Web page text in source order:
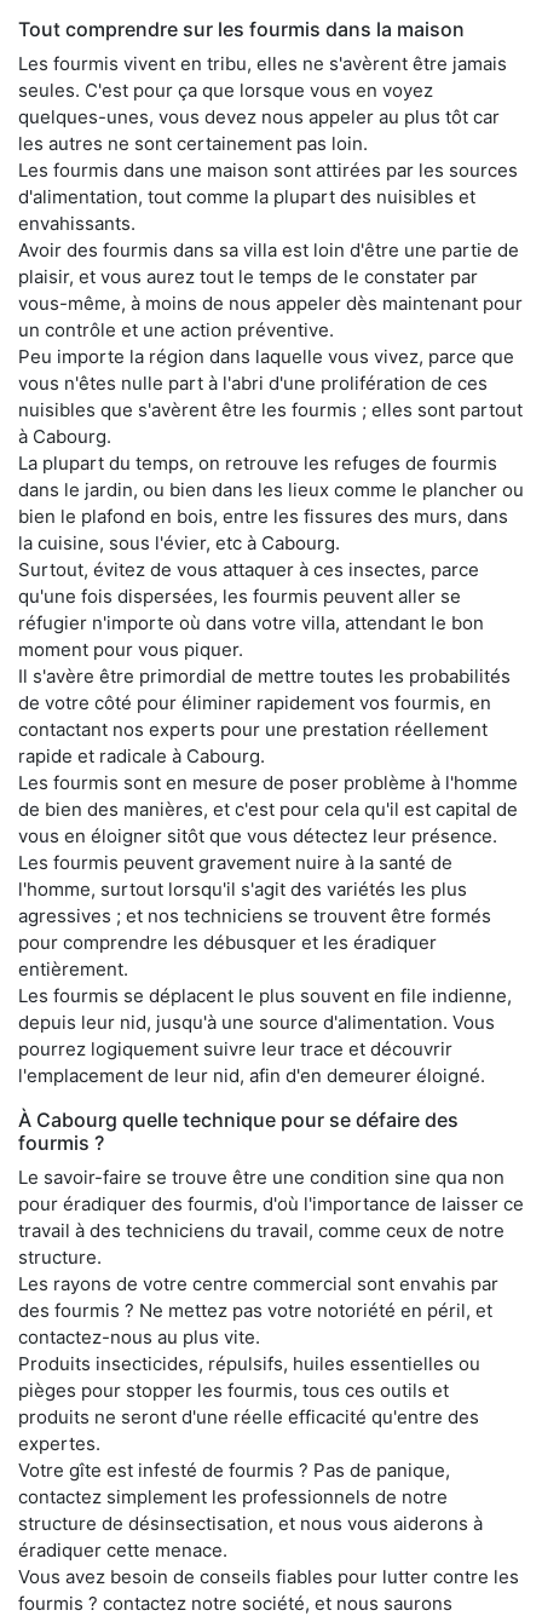
Tout comprendre sur les fourmis dans la maison
Les fourmis vivent en tribu, elles ne s'avèrent être jamais
seules. C'est pour ça que lorsque vous en voyez
quelques-unes, vous devez nous appeler au plus tôt car
les autres ne sont certainement pas loin.
Les fourmis dans une maison sont attirées par les sources
d'alimentation, tout comme la plupart des nuisibles et
envahissants.
Avoir des fourmis dans sa villa est loin d'être une partie de
plaisir, et vous aurez tout le temps de le constater par
vous-même, à moins de nous appeler dès maintenant pour
un contrôle et une action préventive.
Peu importe la région dans laquelle vous vivez, parce que
vous n'êtes nulle part à l'abri d'une prolifération de ces
nuisibles que s'avèrent être les fourmis ; elles sont partout
à Cabourg.
La plupart du temps, on retrouve les refuges de fourmis
dans le jardin, ou bien dans les lieux comme le plancher ou
bien le plafond en bois, entre les fissures des murs, dans
la cuisine, sous l'évier, etc à Cabourg.
Surtout, évitez de vous attaquer à ces insectes, parce
qu'une fois dispersées, les fourmis peuvent aller se
réfugier n'importe où dans votre villa, attendant le bon
moment pour vous piquer.
Il s'avère être primordial de mettre toutes les probabilités
de votre côté pour éliminer rapidement vos fourmis, en
contactant nos experts pour une prestation réellement
rapide et radicale à Cabourg.
Les fourmis sont en mesure de poser problème à l'homme
de bien des manières, et c'est pour cela qu'il est capital de
vous en éloigner sitôt que vous détectez leur présence.
Les fourmis peuvent gravement nuire à la santé de
l'homme, surtout lorsqu'il s'agit des variétés les plus
agressives ; et nos techniciens se trouvent être formés
pour comprendre les débusquer et les éradiquer
entièrement.
Les fourmis se déplacent le plus souvent en file indienne,
depuis leur nid, jusqu'à une source d'alimentation. Vous
pourrez logiquement suivre leur trace et découvrir
l'emplacement de leur nid, afin d'en demeurer éloigné.
À Cabourg quelle technique pour se défaire des
fourmis ?
Le savoir-faire se trouve être une condition sine qua non
pour éradiquer des fourmis, d'où l'importance de laisser ce
travail à des techniciens du travail, comme ceux de notre
structure.
Les rayons de votre centre commercial sont envahis par
des fourmis ? Ne mettez pas votre notoriété en péril, et
contactez-nous au plus vite.
Produits insecticides, répulsifs, huiles essentielles ou
pièges pour stopper les fourmis, tous ces outils et
produits ne seront d'une réelle efficacité qu'entre des
expertes.
Votre gîte est infesté de fourmis ? Pas de panique,
contactez simplement les professionnels de notre
structure de désinsectisation, et nous vous aiderons à
éradiquer cette menace.
Vous avez besoin de conseils fiables pour lutter contre les
fourmis ? contactez notre société, et nous saurons